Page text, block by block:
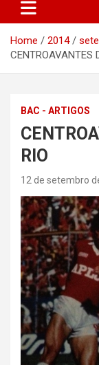
Home 2014
CENTROAVANTES
BAC - ARTIGOS
RIO
12 de setembro